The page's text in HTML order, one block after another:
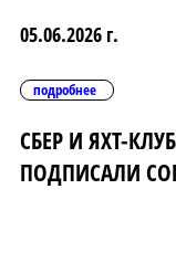
05.06.2026 г.
подробнее
СБЕР И ЯХТ-
ПОДПИСАЛИ